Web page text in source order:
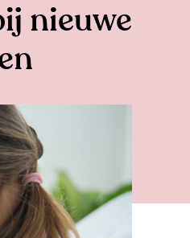
nieuwe